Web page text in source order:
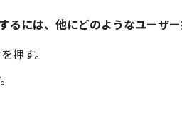
には、他にどのようなユーザ
押す。